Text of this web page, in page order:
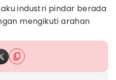
industri pindar berada
mengikuti arahan